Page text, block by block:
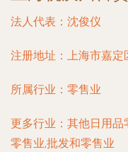
法人代表： 沈俊仪
注册地址： 上海市嘉定
所属行业： 零售业
更多行业： 其他日用品
零售业,批发和零售业